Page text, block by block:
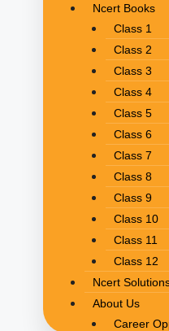
Ncert Books
Class 1
Class 2
Class 3
Class 4
Class 5
Class 6
Class 7
Class 8
Class 9
Class 10
Class 11
Class 12
Ncert
About Us
Career